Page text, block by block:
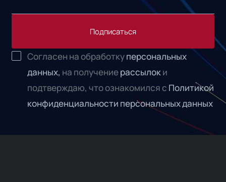
Подписаться
Согласен на обработкуперсональных
данных, на получениерассылоки
подтверждаю, что ознакомился с Политикой
конфиденциальности персональных данных